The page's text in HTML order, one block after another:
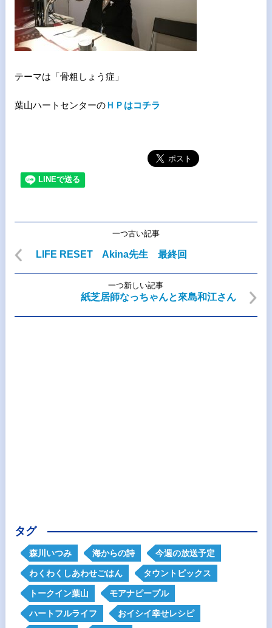
テーマは「骨粗しょう症」
葉山ハートセンターのＨＰはコチラ
一つ古い記事
LIFE RESET Akina先生 最終回
一つ新しい記事
紙芝居師なっちゃんと來島和江さん
タグ
森川いつみ 海からの詩 今週の放送予定
わくわくしあわせごはん タウントピックス
トークイン葉山 モアナピープル
ハートフルライフ おイシイ幸せレシピ